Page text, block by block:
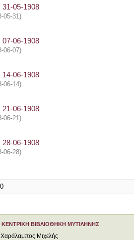
05-1908
05-31)
06-1908
06-07)
06-1908
06-14)
06-1908
06-21)
06-1908
06-28)
ΒΙΒΛΙΟΘΗΚΗ ΜΥΤΙΛΗΝΗΣ
Μιχελής